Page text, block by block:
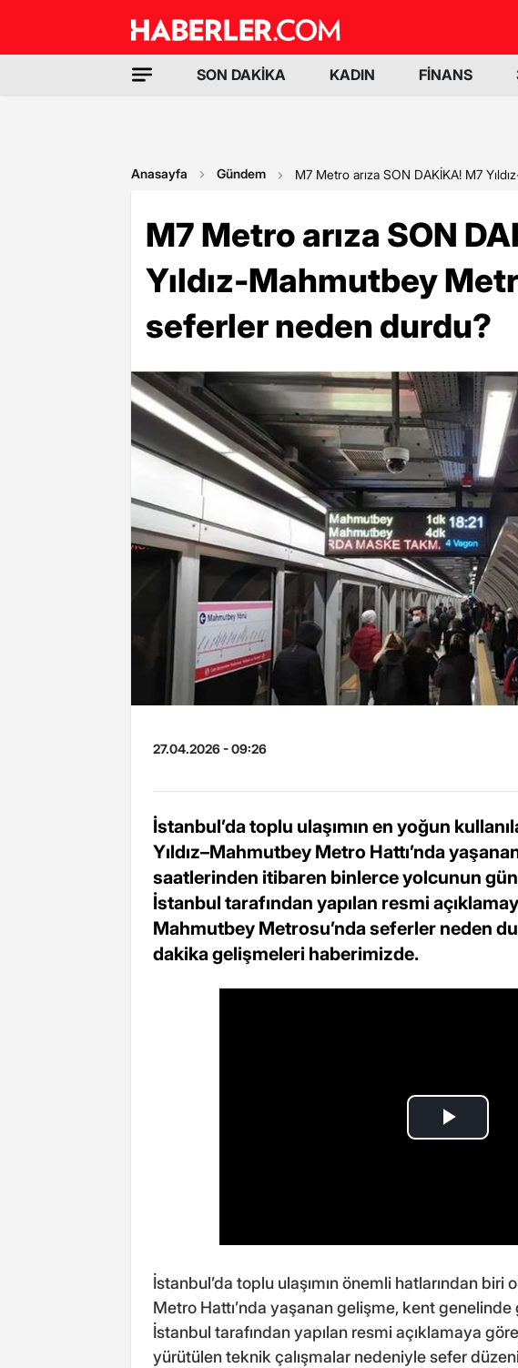
SON DAKİKA KADIN FİNANS
Anasayfa Gündem M7 Metro arıza SON DAKİKA! M7
M7 Metro arıza SON
Yıldız-Mahmutbey
seferler neden durdu?
27.04.2026 - 09:26
İstanbul’da toplu ulaşımın en yoğun
Yıldız–Mahmutbey Metro Hattı’nda
saatlerinden itibaren binlerce yolcunun
İstanbul tarafından yapılan resmi
Mahmutbey Metrosu’nda seferler neden
dakika gelişmeleri haberimizde.
İstanbul’da toplu ulaşımın önemli hatlarından biri
Metro Hattı’nda yaşanan gelişme, kent genelinde
İstanbul tarafından yapılan resmi açıklamaya
yürütülen teknik çalışmalar nedeniyle sefer